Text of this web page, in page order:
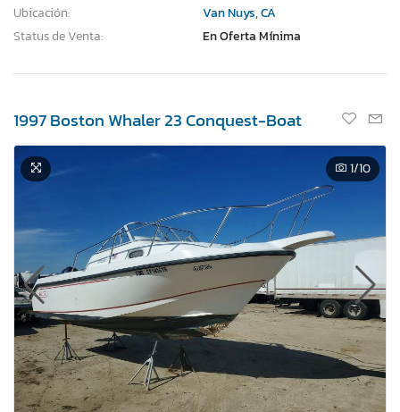
Ubicación:
Van Nuys, CA
Status de Venta:
En Oferta Mínima
1997 Boston Whaler 23 Conquest-Boat
1/10